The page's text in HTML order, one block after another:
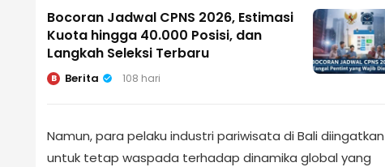
Bocoran Jadwal CPNS 2026, Estimasi
Kuota hingga 40.000 Posisi, dan
Langkah Seleksi Terbaru
B Berita 108 hari
Namun, para pelaku industri pariwisata di Bali diingatkan
untuk tetap waspada terhadap dinamika global yang